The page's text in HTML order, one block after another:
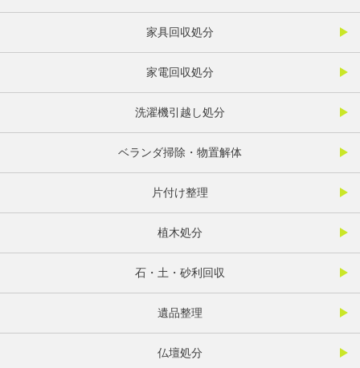
家具回収処分
家電回収処分
洗濯機引越し処分
ベランダ掃除・物置解体
片付け整理
植木処分
石・土・砂利回収
遺品整理
仏壇処分